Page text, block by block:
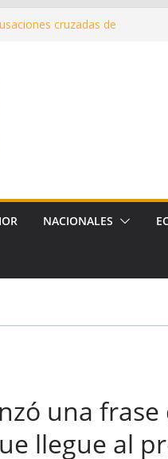
cruzadas de
Vinalar, Juan XXIII y
pluviales
en Fernández
del Hospital Zonal de
NACIONALES
una
llegue al